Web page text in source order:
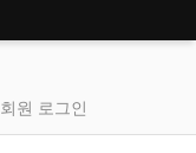
회원 로그인